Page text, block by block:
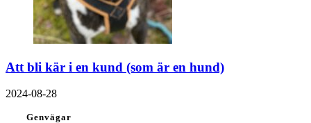
Att bli kär i en kund (som är en hund)
2024-08-28
Genvägar